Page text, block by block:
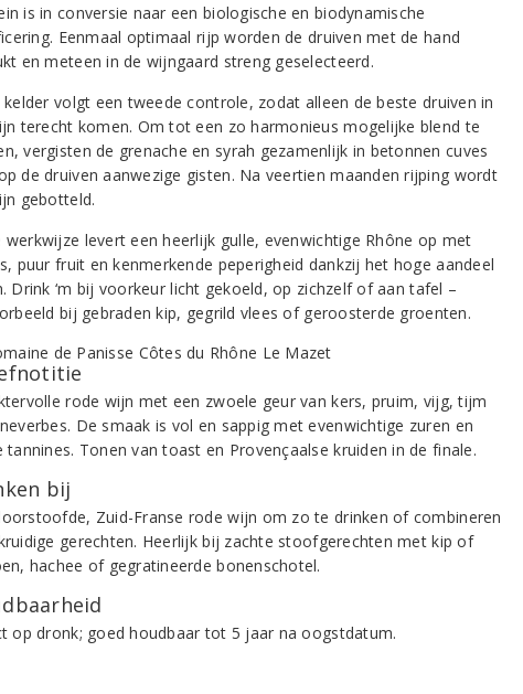
is in conversie naar een biologische en biodynamische
Eenmaal optimaal rijp worden de druiven met de hand
en meteen in de wijngaard streng geselecteerd.
kelder volgt een tweede controle, zodat alleen de beste druiven in
terecht komen. Om tot een zo harmonieus mogelijke blend te
vergisten de grenache en syrah gezamenlijk in betonnen cuves
de druiven aanwezige gisten. Na veertien maanden rijping wordt
gebotteld.
werkwijze levert een heerlijk gulle, evenwichtige Rhône op met
puur fruit en kenmerkende peperigheid dankzij het hoge aandeel
Drink ‘m bij voorkeur licht gekoeld, op zichzelf of aan tafel –
bij gebraden kip, gegrild vlees of geroosterde groenten.
rode wijn met een zwoele geur van kers, pruim, vijg, tijm
De smaak is vol en sappig met evenwichtige zuren en
tannines. Tonen van toast en Provençaalse kruiden in de finale.
bij
Zuid-Franse rode wijn om zo te drinken of combineren
gerechten. Heerlijk bij zachte stoofgerechten met kip of
hachee of gegratineerde bonenschotel.
op dronk; goed houdbaar tot 5 jaar na oogstdatum.